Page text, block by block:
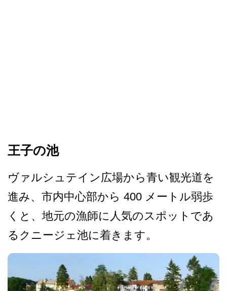
王子の池
ヴァルシュテイン広場から青­い観光道を
進み、市内中心部から 400 メートル弱歩
くと、地元の漁­師に人気のスポットであ
るクニージェ池に着きます。